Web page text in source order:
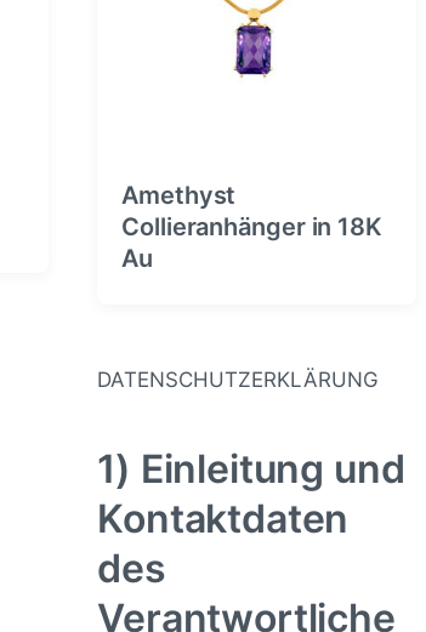
Amethyst
Collieranhänger in 18K
Au
DATENSCHUTZERKLÄRUNG
1) Einleitung und
Kontaktdaten
des
Verantwortliche